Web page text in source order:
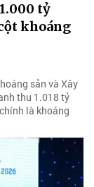
tỷ
khoáng
sản và Xây
thu 1.018 tỷ
là khoáng